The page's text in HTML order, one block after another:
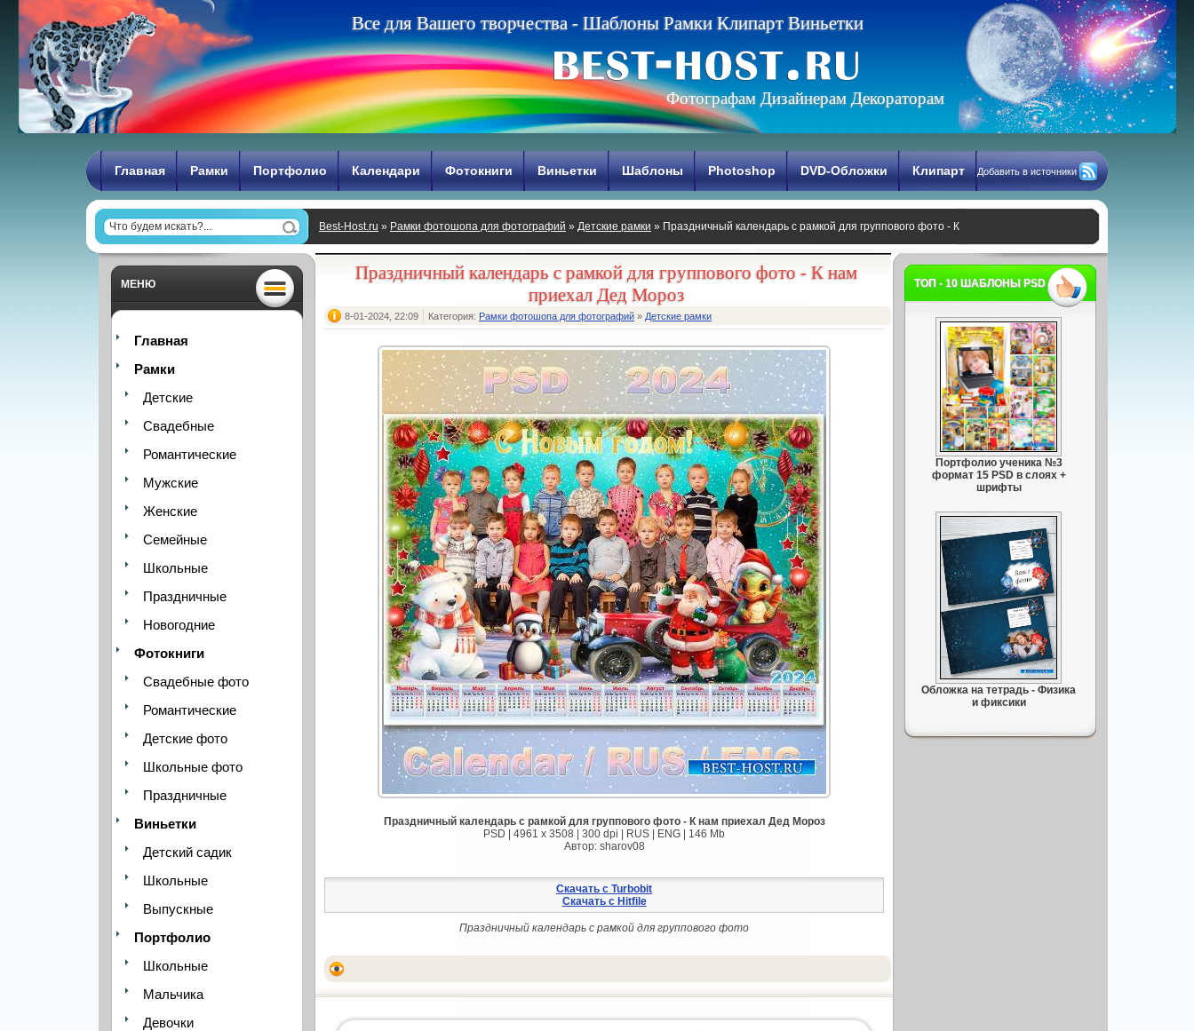
Все для Вашего творчества - Шаблоны Рамки Клипарт Виньетки
Фотографам Дизайнерам Декораторам
Главная Рамки Портфолио Календари Фотокниги Виньетки Шаблоны Photoshop DVD-Обложки Клипарт Добавить в источники
Best-Host.ru » Рамки фотошопа для фотографий » Детские рамки » Праздничный календарь с рамкой для группового фото - К
МЕНЮ
Главная
Рамки
Детские
Свадебные
Романтические
Мужские
Женские
Семейные
Школьные
Праздничные
Новогодние
Фотокниги
Свадебные фото
Романтические
Детские фото
Школьные фото
Праздничные
Виньетки
Детский садик
Школьные
Выпускные
Портфолио
Школьные
Мальчика
Девочки
Праздничный календарь с рамкой для группового фото - К нам
приехал Дед Мороз
8-01-2024, 22:09 Категория: Рамки фотошопа для фотографий » Детские рамки
Праздничный календарь с рамкой для группового фото - К нам приехал Дед Мороз
PSD | 4961 х 3508 | 300 dpi | RUS | ENG | 146 Mb
Автор: sharov08
Скачать с Turbobit
Скачать с Hitfile
Праздничный календарь с рамкой для группового фото
ТОП - 10 ШАБЛОНЫ PSD
Портфолио ученика №3
формат 15 PSD в слоях +
шрифты
Обложка на тетрадь - Физика
и фиксики